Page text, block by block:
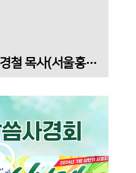
서경철 목사(서울홍성교회)